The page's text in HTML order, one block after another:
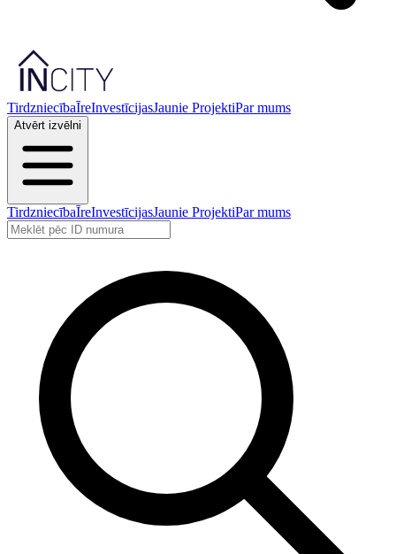
TirdzniecībaĪreInvestīcijasJaunie ProjektiPar mums
Atvērt izvēlni
TirdzniecībaĪreInvestīcijasJaunie ProjektiPar mums